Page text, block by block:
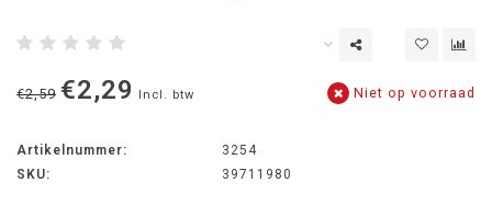
€2,59 €2,29 Incl. btw Niet op voorraad
Artikelnummer:
3254
SKU:
39711980